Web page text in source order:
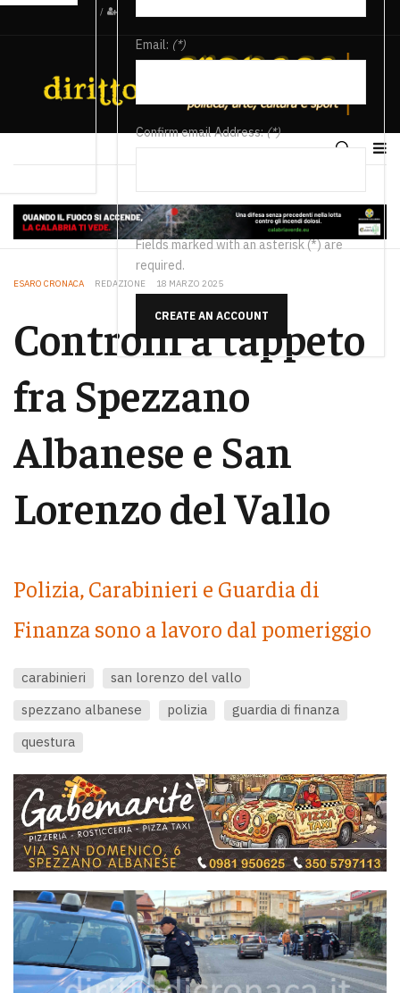
/
Email: (*)
Confirm email Address:(*)
Fields marked with an asterisk (*) are
required.
CREATE AN ACCOUNT
ESARO CRONACA REDAZIONE 18 MARZO 2025
Controlli a tappeto
fra Spezzano
Albanese e San
Lorenzo del Vallo
Polizia, Carabinieri e Guardia di
Finanza sono a lavoro dal pomeriggio
carabinieri
san lorenzo del vallo
spezzano albanese
polizia
guardia di finanza
questura